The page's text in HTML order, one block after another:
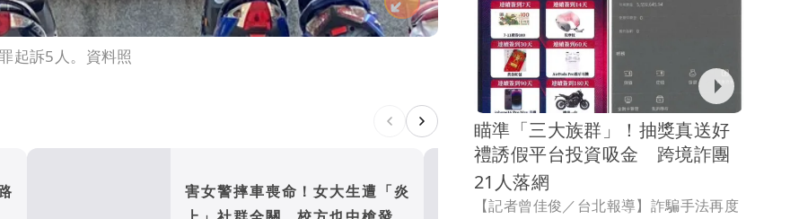
起訴5人。資料照
害女警摔車喪命！女大生遭「炎
通部履勘，力拚如期通車，未來將進一步
完善新北捷運路網，並透過軌道建設帶動
沿線文化、觀光與經濟發展，翻轉城市整
體風貌。
瞄準「三大族群」！抽獎真送好
禮誘假平台投資吸金 跨境詐團
21人落網
【記者曾佳俊／台北報導】詐騙手法再度